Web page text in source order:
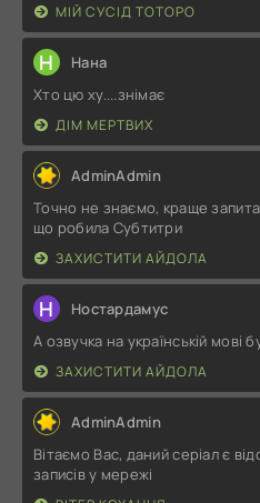
МІЙ СУСІД ТОТОРО
Н Нана
Хто цю ху....знімає
ДІМ МЕРТВИХ
AdminAdmin
Точно не знаємо, краще
що робила Субтитри
ЗАХИСТИТИ АЙДОЛА
Н Ностардамус
А озвучка на українській мові
ЗАХИСТИТИ АЙДОЛА
AdminAdmin
Вітаємо Вас, даний серіал є
записів у мережі